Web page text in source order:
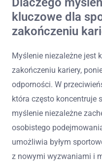
kluczowe dla
zakończeniu
Myślenie niezależne jest
zakończeniu kariery,
odporności. W
która często koncentruje
myślenie niezależne
osobistego
umożliwia byłym
z nowymi wyzwaniami i